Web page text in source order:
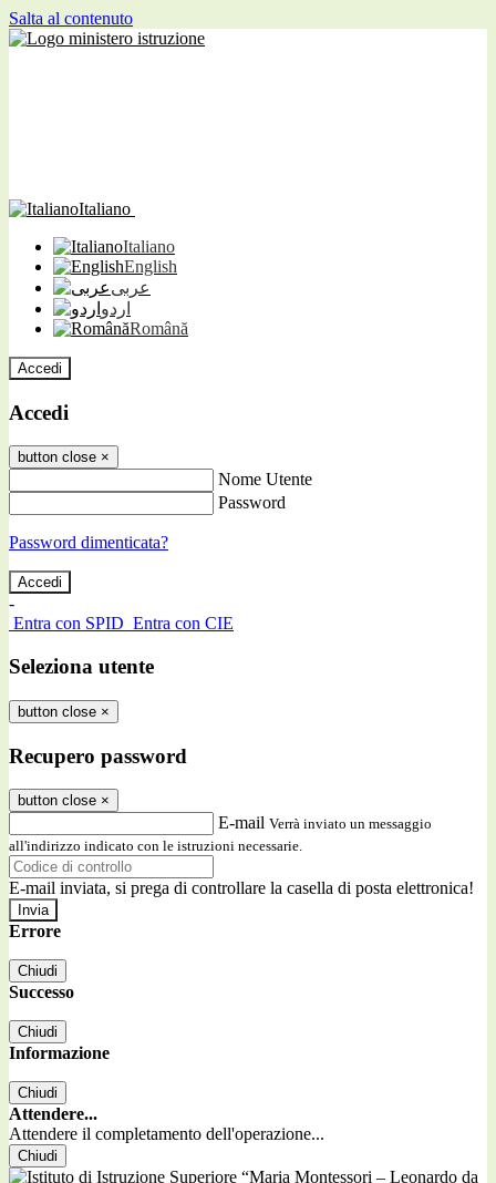
Salta al contenuto
Italiano
Italiano
English
عربى
اردو
Română
Accedi
Accedi
button close ×
Nome Utente
Password
Password dimenticata?
-
Entra con SPID Entra con CIE
Seleziona utente
button close ×
Recupero password
button close ×
E-mail Verrà inviato un messaggio
all'indirizzo indicato con le istruzioni necessarie.
E-mail inviata, si prega di controllare la casella di posta elettronica!
Errore
Chiudi
Successo
Chiudi
Informazione
Chiudi
Attendere...
Attendere il completamento dell'operazione...
Chiudi